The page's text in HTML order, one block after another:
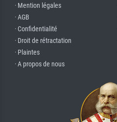
· Mention légales
· AGB
· Confidentialité
· Droit de rétractation
· Plaintes
· A propos de nous